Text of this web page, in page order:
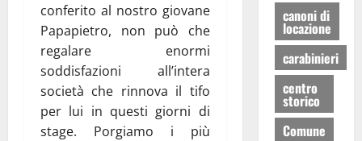
conferito al nostro giovane
Papapietro, non può che
regalare enormi
soddisfazioni all’intera
società che rinnova il tifo
per lui in questi giorni di
stage. Porgiamo i più
canoni di
locazione
carabinieri
centro
storico
Comune